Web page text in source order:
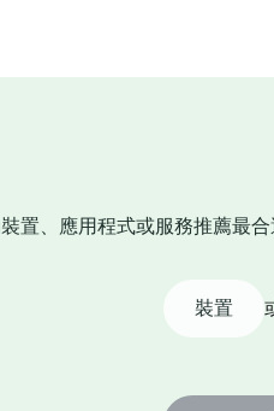
置、應用程式或服務推薦最
裝置